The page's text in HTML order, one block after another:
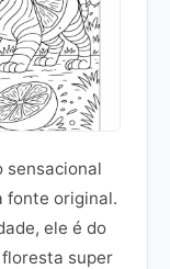
sensacional
fonte original.
ele é do
super